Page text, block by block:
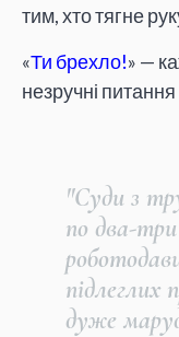
тим, хто тягне
«Ти брехло!» —
незручні
"Суди з
по два-
підлеглих
дуже